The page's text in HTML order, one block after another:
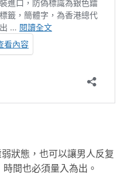
狀態，也可以讓男人反复
間也必須量入為出。